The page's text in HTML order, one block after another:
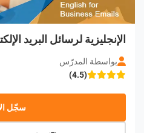
الإنجليزية لرسائل البريد
بواسطة المدرّس
(4.5)
سجّل